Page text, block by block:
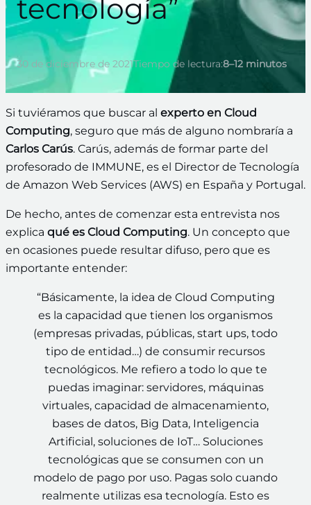
tecnología”
30 de diciembre de 2021Tiempo de lectura:8–12 minutos
Si tuviéramos que buscar al experto en Cloud
Computing, seguro que más de alguno nombraría a
Carlos Carús. Carús, además de formar parte del
profesorado de IMMUNE, es el Director de Tecnología
de Amazon Web Services (AWS) en España y Portugal.
De hecho, antes de comenzar esta entrevista nos
explica qué es Cloud Computing. Un concepto que
en ocasiones puede resultar difuso, pero que es
importante entender:
“Básicamente, la idea de Cloud Computing
es la capacidad que tienen los organismos
(empresas privadas, públicas, start ups, todo
tipo de entidad…) de consumir recursos
tecnológicos. Me refiero a todo lo que te
puedas imaginar: servidores, máquinas
virtuales, capacidad de almacenamiento,
bases de datos, Big Data, Inteligencia
Artificial, soluciones de IoT… Soluciones
tecnológicas que se consumen con un
modelo de pago por uso. Pagas solo cuando
realmente utilizas esa tecnología. Esto es